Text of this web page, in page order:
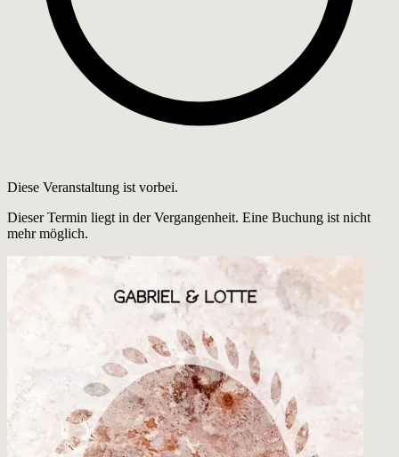
Diese Veranstaltung ist vorbei.
Dieser Termin liegt in der Vergangenheit. Eine Buchung ist nicht
mehr möglich.